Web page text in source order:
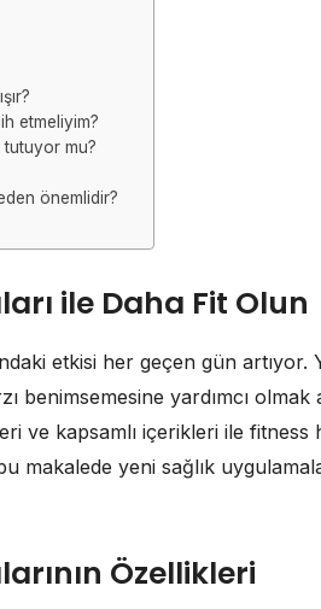
etmeliyim?
mu?
önemlidir?
ile Daha Fit Olun
etkisi her geçen gün artıyor.
benimsemesine yardımcı
ve kapsamlı içerikleri ile
yeni sağlık
Özellikleri